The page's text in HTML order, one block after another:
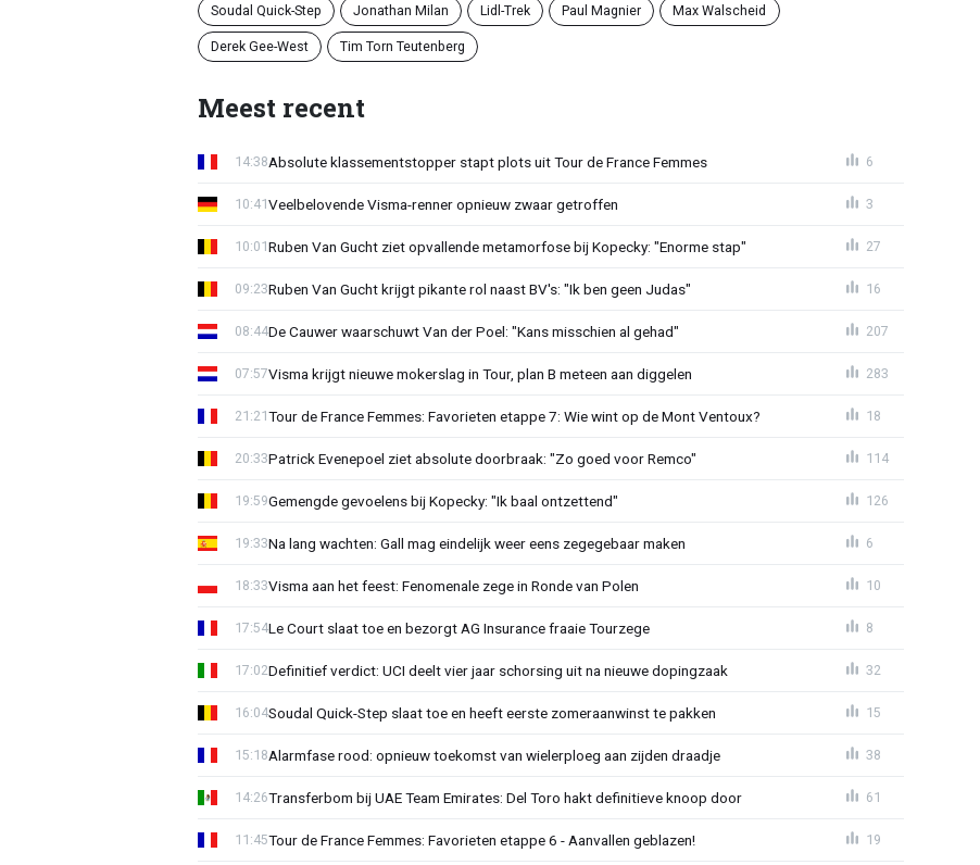
Soudal Quick-Step Jonathan Milan Lidl-Trek Paul Magnier Max Walscheid
Derek Gee-West Tim Torn Teutenberg
Meest recent
Absolute klassementstopper stapt plots uit Tour de France Femmes
14:38 6
Veelbelovende Visma-renner opnieuw zwaar getroffen
10:41 3
Ruben Van Gucht ziet opvallende metamorfose bij Kopecky: "Enorme stap"
10:01 27
Ruben Van Gucht krijgt pikante rol naast BV's: "Ik ben geen Judas"
09:23 16
De Cauwer waarschuwt Van der Poel: "Kans misschien al gehad"
08:44 207
Visma krijgt nieuwe mokerslag in Tour, plan B meteen aan diggelen
07:57 283
Tour de France Femmes: Favorieten etappe 7: Wie wint op de Mont Ventoux?
21:21 18
Patrick Evenepoel ziet absolute doorbraak: "Zo goed voor Remco"
20:33 114
Gemengde gevoelens bij Kopecky: "Ik baal ontzettend"
19:59 126
Na lang wachten: Gall mag eindelijk weer eens zegegebaar maken
19:33 6
Visma aan het feest: Fenomenale zege in Ronde van Polen
18:33 10
Le Court slaat toe en bezorgt AG Insurance fraaie Tourzege
17:54 8
Definitief verdict: UCI deelt vier jaar schorsing uit na nieuwe dopingzaak
17:02 32
Soudal Quick-Step slaat toe en heeft eerste zomeraanwinst te pakken
16:04 15
Alarmfase rood: opnieuw toekomst van wielerploeg aan zijden draadje
15:18 38
Transferbom bij UAE Team Emirates: Del Toro hakt definitieve knoop door
14:26 61
Tour de France Femmes: Favorieten etappe 6 - Aanvallen geblazen!
11:45 19